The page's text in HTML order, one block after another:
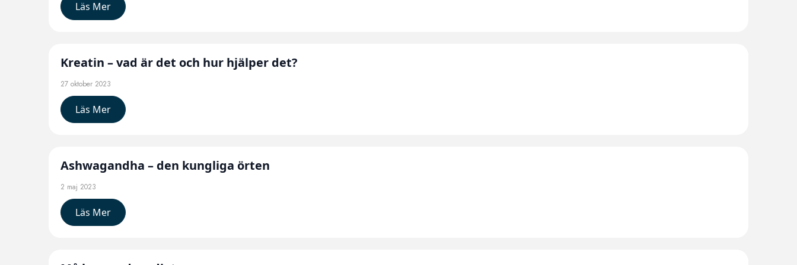
Läs Mer
Kreatin – vad är det och hur hjälper det?
27 oktober 2023
Läs Mer
Ashwagandha – den kungliga örten
2 maj 2023
Läs Mer